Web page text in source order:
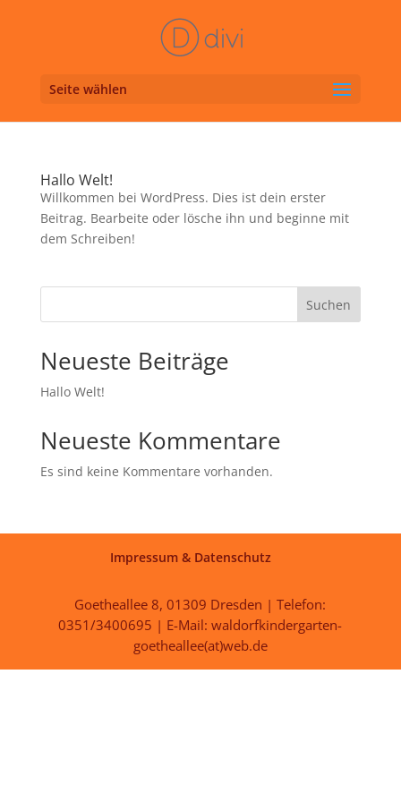
Seite wählen
Hallo Welt!
Willkommen bei WordPress. Dies ist dein erster
Beitrag. Bearbeite oder lösche ihn und beginne mit
dem Schreiben!
Suchen
Neueste Beiträge
Hallo Welt!
Neueste Kommentare
Es sind keine Kommentare vorhanden.
Impressum & Datenschutz
Goetheallee 8, 01309 Dresden | Telefon:
0351/3400695 | E-Mail: waldorfkindergarten-
goetheallee(at)web.de